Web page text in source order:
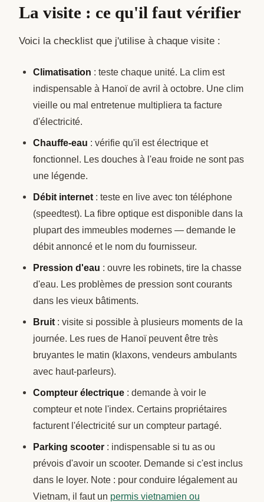
La visite : ce qu'il faut vérifier
Voici la checklist que j'utilise à chaque visite :
Climatisation : teste chaque unité. La clim est
indispensable à Hanoï de avril à octobre. Une clim
vieille ou mal entretenue multipliera ta facture
d'électricité.
Chauffe-eau : vérifie qu'il est électrique et
fonctionnel. Les douches à l'eau froide ne sont pas
une légende.
Débit internet : teste en live avec ton téléphone
(speedtest). La fibre optique est disponible dans la
plupart des immeubles modernes — demande le
débit annoncé et le nom du fournisseur.
Pression d'eau : ouvre les robinets, tire la chasse
d'eau. Les problèmes de pression sont courants
dans les vieux bâtiments.
Bruit : visite si possible à plusieurs moments de la
journée. Les rues de Hanoï peuvent être très
bruyantes le matin (klaxons, vendeurs ambulants
avec haut-parleurs).
Compteur électrique : demande à voir le
compteur et note l'index. Certains propriétaires
facturent l'électricité sur un compteur partagé.
Parking scooter : indispensable si tu as ou
prévois d'avoir un scooter. Demande si c'est inclus
dans le loyer. Note : pour conduire légalement au
Vietnam, il faut un permis vietnamien ou